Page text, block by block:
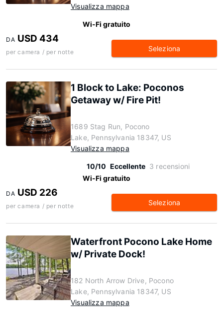
Visualizza mappa
Wi-Fi gratuito
DA USD 434
per camera / per notte Seleziona
1 Block to Lake: Poconos
Getaway w/ Fire Pit!
1689 Stag Run, Pocono
Lake, Pennsylvania 18347, US
Visualizza mappa
10/10 Eccellente 3 recensioni
Wi-Fi gratuito
DA USD 226
per camera / per notte Seleziona
Waterfront Pocono Lake Home
w/ Private Dock!
182 North Arrow Drive, Pocono
Lake, Pennsylvania 18347, US
Visualizza mappa